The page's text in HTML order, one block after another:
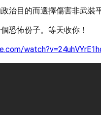
治目的而選擇傷害非武裝
個恐怖份子。等天收你！